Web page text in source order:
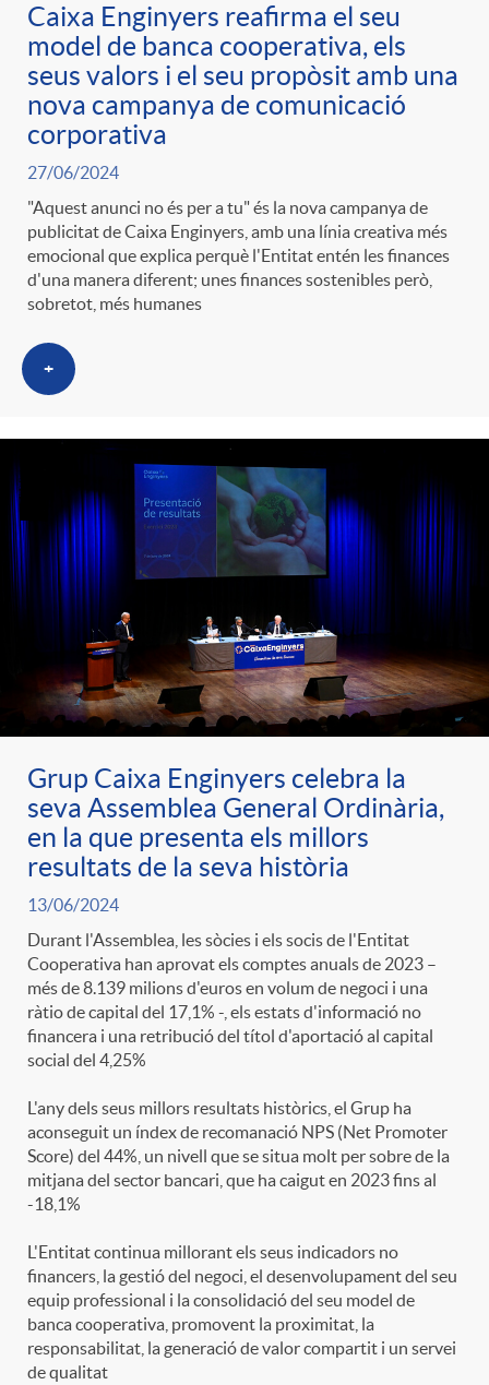
Caixa Enginyers reafirma el seu
model de banca cooperativa, els
seus valors i el seu propòsit amb una
nova campanya de comunicació
corporativa
27/06/2024
"Aquest anunci no és per a tu" és la nova campanya de
publicitat de Caixa Enginyers, amb una línia creativa més
emocional que explica perquè l'Entitat entén les finances
d'una manera diferent; unes finances sostenibles però,
sobretot, més humanes
+
Grup Caixa Enginyers celebra la
seva Assemblea General Ordinària,
en la que presenta els millors
resultats de la seva història
13/06/2024
Durant l'Assemblea, les sòcies i els socis de l'Entitat
Cooperativa han aprovat els comptes anuals de 2023 –
més de 8.139 milions d'euros en volum de negoci i una
ràtio de capital del 17,1% -, els estats d'informació no
financera i una retribució del títol d'aportació al capital
social del 4,25%
L'any dels seus millors resultats històrics, el Grup ha
aconseguit un índex de recomanació NPS (Net Promoter
Score) del 44%, un nivell que se situa molt per sobre de la
mitjana del sector bancari, que ha caigut en 2023 fins al
-18,1%
L'Entitat continua millorant els seus indicadors no
financers, la gestió del negoci, el desenvolupament del seu
equip professional i la consolidació del seu model de
banca cooperativa, promovent la proximitat, la
responsabilitat, la generació de valor compartit i un servei
de qualitat